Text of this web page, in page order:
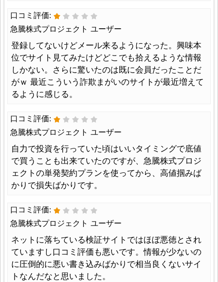
口コミ評価:
急騰株式プロジェクト ユーザー
登録してないけどメール来るようになった。興味本
位でサイト見てみたけどどこでも拾えるような情報
しかない。さらに驚いたのは既に会員だったことだ
がｗ 最近こういう詐欺まがいのサイトが最近増えて
るように感じる。
口コミ評価:
急騰株式プロジェクト ユーザー
自力で投資を行っていた頃はいいタイミングで底値
で買うことも出来ていたのですが、急騰株式プロジ
ェクトの単発契約プランを使ってから、高値掴みば
かりで損失ばかりです。
口コミ評価:
急騰株式プロジェクト ユーザー
ネットに落ちている検証サイトではほぼ悪徳とされ
ていますし口コミ評価も悪いです。情報が少ないの
に圧倒的に悪い書き込みばかりで相当良くないサイ
トなんだなと思いました。